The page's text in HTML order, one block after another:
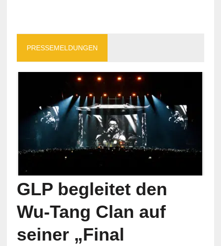
PRESSEMELDUNGEN
GLP begleitet den
Wu-Tang Clan auf
seiner „Final